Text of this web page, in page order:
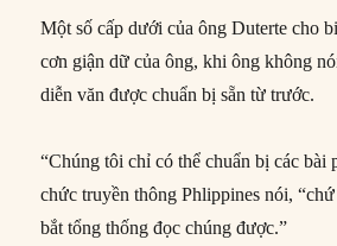
Một số cấp dưới của ông Duterte cho
cơn giận dữ của ông, khi ông không
diễn văn được chuẩn bị sẵn từ trước.
“Chúng tôi chỉ có thể chuẩn bị các bài
chức truyền thông Phlippines nói,
bắt tổng thống đọc chúng được.”